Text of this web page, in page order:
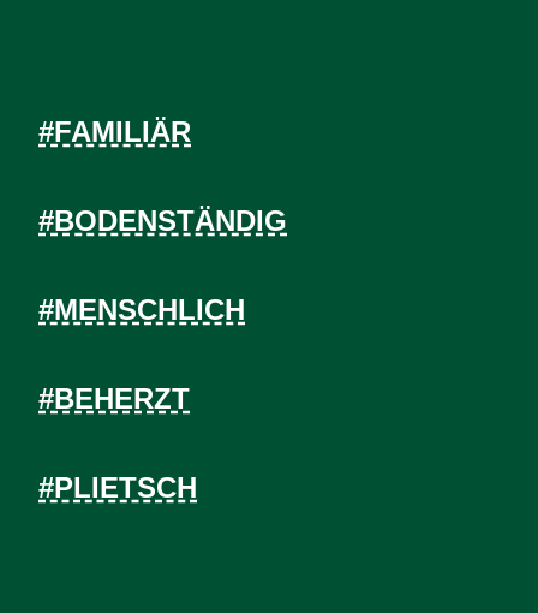
#FAMILIÄR
#BODENSTÄNDIG
#MENSCHLICH
#BEHERZT
#PLIETSCH